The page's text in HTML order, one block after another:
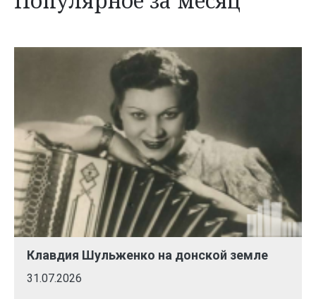
Клавдия Шульженко на донской земле
31.07.2026